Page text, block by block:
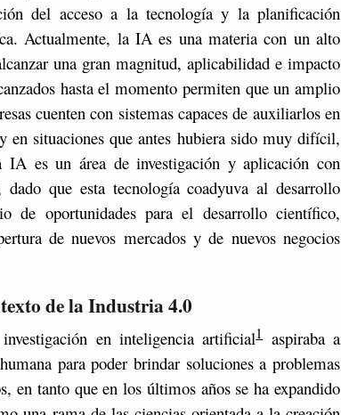
del acceso a la tecnología y la planificación
Actualmente, la IA es una materia con un alto
una gran magnitud, aplicabilidad e impacto
hasta el momento permiten que un amplio
cuenten con sistemas capaces de auxiliarlos en
en situaciones que antes hubiera sido muy difícil,
IA es un área de investigación y aplicación con
dado que esta tecnología coadyuva al desarrollo
de oportunidades para el desarrollo científico,
de nuevos mercados y de nuevos negocios
de la Industria 4.0
en inteligencia artificial1aspiraba a
para poder brindar soluciones a problemas
en tanto que en los últimos años se ha expandido